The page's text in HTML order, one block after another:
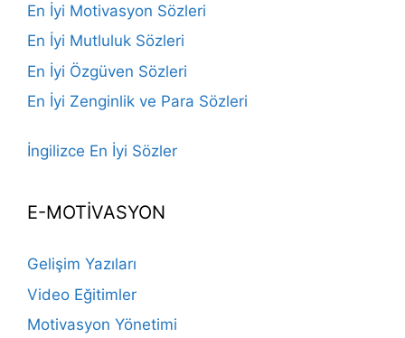
En İyi Motivasyon Sözleri
En İyi Mutluluk Sözleri
En İyi Özgüven Sözleri
En İyi Zenginlik ve Para Sözleri
İngilizce En İyi Sözler
E-MOTİVASYON
Gelişim Yazıları
Video Eğitimler
Motivasyon Yönetimi